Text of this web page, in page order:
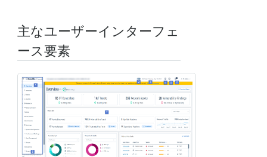
主なユーザーインターフェ
ース要素